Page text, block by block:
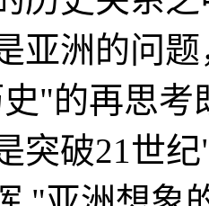
亚洲的问
"的再思考
突破21世